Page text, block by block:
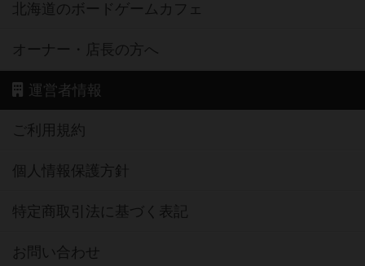
北海道のボードゲームカフェ
オーナー・店長の方へ
運営者情報
ご利用規約
個人情報保護方針
特定商取引法に基づく表記
お問い合わせ